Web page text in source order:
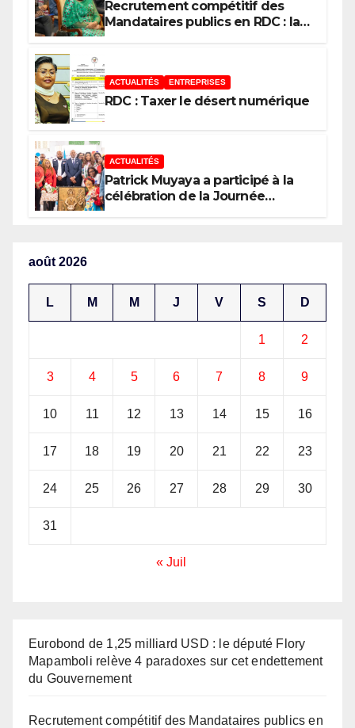
Recrutement compétitif des
Mandataires publics en RDC : la
ACTUALITÉS ENTREPRISES
RDC : Taxer le désert numérique
ACTUALITÉS
Patrick Muyaya a participé à la
célébration de la Journée
août 2026
L M M J V S D
1 2
3 4 5 6 7 8 9
10 11 12 13 14 15 16
17 18 19 20 21 22 23
24 25 26 27 28 29 30
31
« Juil
Eurobond de 1,25 milliard USD : le député Flory
Mapamboli relève 4 paradoxes sur cet endettement
du Gouvernement
Recrutement compétitif des Mandataires publics en